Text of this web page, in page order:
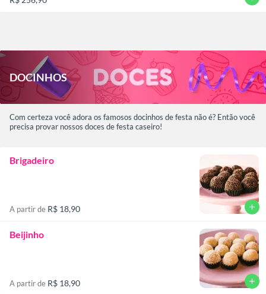
DOCINHOSㅤㅤ
Com certeza você adora os famosos docinhos de festa não é? Então você
precisa provar nossos doces de festa caseiro!
Brigadeiro
A partir de R$ 18,90 add
Beijinho
A partir de R$ 18,90 add